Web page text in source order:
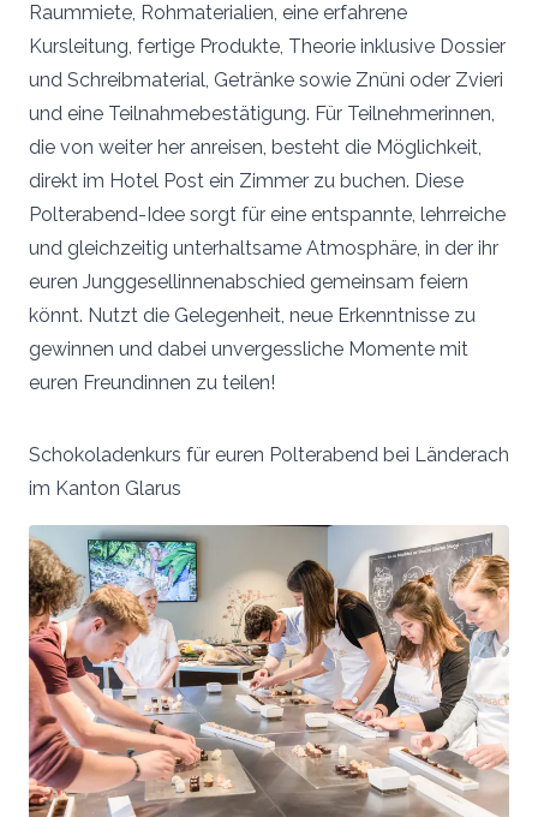
Raummiete, Rohmaterialien, eine erfahrene
Kursleitung, fertige Produkte, Theorie inklusive Dossier
und Schreibmaterial, Getränke sowie Znüni oder Zvieri
und eine Teilnahmebestätigung. Für Teilnehmerinnen,
die von weiter her anreisen, besteht die Möglichkeit,
direkt im Hotel Post ein Zimmer zu buchen. Diese
Polterabend-Idee sorgt für eine entspannte, lehrreiche
und gleichzeitig unterhaltsame Atmosphäre, in der ihr
euren Junggesellinnenabschied gemeinsam feiern
könnt. Nutzt die Gelegenheit, neue Erkenntnisse zu
gewinnen und dabei unvergessliche Momente mit
euren Freundinnen zu teilen!
Schokoladenkurs für euren Polterabend bei Länderach
im Kanton Glarus